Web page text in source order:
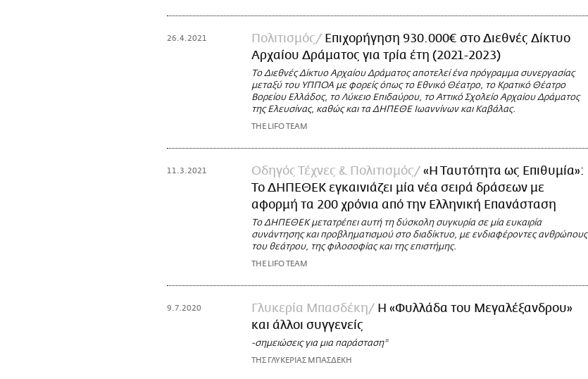
26.4.2021 Πολιτισμός
Επιχορήγηση 930.000€ στο Διεθνές Δίκτυο
Αρχαίου Δράματος για τρία έτη (2021-2023)
Το Διεθνές Δίκτυο Αρχαίου Δράματος αποτελεί ένα πρόγραμμα συνεργασίας
μεταξύ του ΥΠΠΟΑ με φορείς όπως το Εθνικό Θέατρο, το Κρατικό Θέατρο
Βορείου Ελλάδος, το Λύκειο Επιδαύρου, το Αττικό Σχολείο Αρχαίου Δράματος
της Ελευσίνας, καθώς και τα ΔΗΠΕΘΕ Ιωαννίνων και Καβάλας.
THE LIFO TEAM
11.3.2021 Οδηγός Τέχνες & Πολιτισμός
«Η Ταυτότητα ως Επιθυμία»:
Το ΔΗΠΕΘΕΚ εγκαινιάζει μία νέα σειρά δράσεων με
αφορμή τα 200 χρόνια από την Ελληνική Επανάσταση
Το ΔΗΠΕΘΕΚ μετατρέπει αυτή τη δύσκολη συγκυρία σε μία ευκαιρία
συνάντησης και προβληματισμού στο διαδίκτυο, με ενδιαφέροντες ανθρώπους
του θεάτρου, της φιλοσοφίας και της επιστήμης.
THE LIFO TEAM
9.7.2020 Γλυκερία Μπασδέκη
Η «Φυλλάδα του Μεγαλέξανδρου»
και άλλοι συγγενείς
-σημειώσεις για μια παράσταση*
ΤΗΣ ΓΛΥΚΕΡΙΑΣ ΜΠΑΣΔΕΚΗ